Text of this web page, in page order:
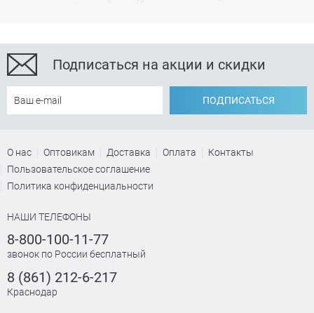
Подписаться на акции и скидки
ПОДПИСАТЬСЯ
О нас Оптовикам Доставка Оплата
Контакты
Пользовательское соглашение
Политика конфиденциальности
НАШИ ТЕЛЕФОНЫ
8-800-100-11-77
звонок по России бесплатный
8 (861) 212-6-217
Краснодар